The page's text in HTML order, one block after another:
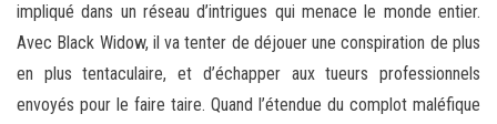
impliqué dans un réseau d’intrigues qui menace le monde entier.
Avec Black Widow, il va tenter de déjouer une conspiration de plus
en plus tentaculaire, et d’échapper aux tueurs professionnels
envoyés pour le faire taire. Quand l’étendue du complot maléfique